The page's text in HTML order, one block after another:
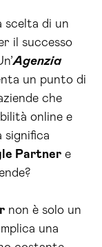
scelta di un
il successo
Agenzia
un punto di
che
online e
significa
Partner e
non è solo un
una